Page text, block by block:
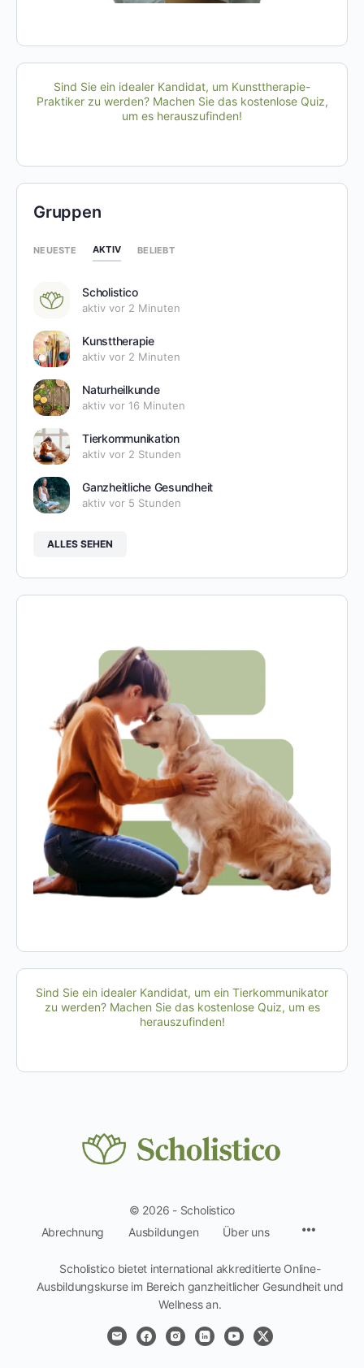
Sind Sie ein idealer Kandidat, um Kunsttherapie-
Praktiker zu werden? Machen Sie das kostenlose Quiz,
um es herauszufinden!
Gruppen
NEUESTE AKTIV BELIEBT
Scholistico
aktiv vor 2 Minuten
Kunsttherapie
aktiv vor 2 Minuten
Naturheilkunde
aktiv vor 16 Minuten
Tierkommunikation
aktiv vor 2 Stunden
Ganzheitliche Gesundheit
aktiv vor 5 Stunden
ALLES SEHEN
Sind Sie ein idealer Kandidat, um ein Tierkommunikator
zu werden? Machen Sie das kostenlose Quiz, um es
herauszufinden!
© 2026 - Scholistico
Abrechnung
Ausbildungen Über uns
Scholistico bietet international akkreditierte Online-
Ausbildungskurse im Bereich ganzheitlicher Gesundheit und
Wellness an.